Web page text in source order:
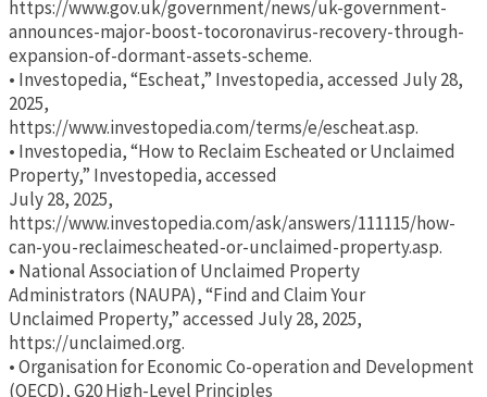
https://www.gov.uk/government/news/uk-government-
announces-major-boost-tocoronavirus-recovery-through-
expansion-of-dormant-assets-scheme.
• Investopedia, “Escheat,” Investopedia, accessed July 28,
2025,
https://www.investopedia.com/terms/e/escheat.asp.
• Investopedia, “How to Reclaim Escheated or Unclaimed
Property,” Investopedia, accessed
July 28, 2025,
https://www.investopedia.com/ask/answers/111115/how-
can-you-reclaimescheated-or-unclaimed-property.asp.
• National Association of Unclaimed Property
Administrators (NAUPA), “Find and Claim Your
Unclaimed Property,” accessed July 28, 2025,
https://unclaimed.org.
• Organisation for Economic Co-operation and Development
(OECD), G20 High-Level Principles